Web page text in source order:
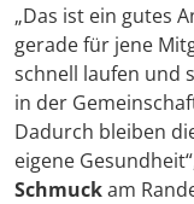
„Das ist ein gutes
gerade für jene
schnell laufen und
in der
Dadurch bleiben
eigene
Schmuckam